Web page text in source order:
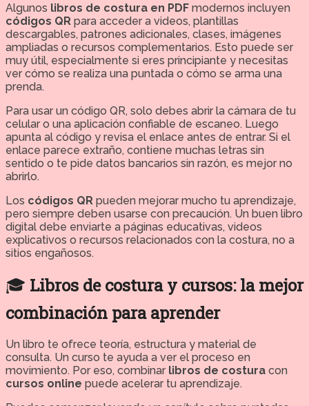
Algunos libros de costura en PDF modernos incluyen
códigos QR para acceder a videos, plantillas
descargables, patrones adicionales, clases, imágenes
ampliadas o recursos complementarios. Esto puede ser
muy útil, especialmente si eres principiante y necesitas
ver cómo se realiza una puntada o cómo se arma una
prenda.
Para usar un código QR, solo debes abrir la cámara de tu
celular o una aplicación confiable de escaneo. Luego
apunta al código y revisa el enlace antes de entrar. Si el
enlace parece extraño, contiene muchas letras sin
sentido o te pide datos bancarios sin razón, es mejor no
abrirlo.
Los códigos QR pueden mejorar mucho tu aprendizaje,
pero siempre deben usarse con precaución. Un buen libro
digital debe enviarte a páginas educativas, videos
explicativos o recursos relacionados con la costura, no a
sitios engañosos.
🎓 Libros de costura y cursos: la mejor
combinación para aprender
Un libro te ofrece teoría, estructura y material de
consulta. Un curso te ayuda a ver el proceso en
movimiento. Por eso, combinar libros de costura con
cursos online puede acelerar tu aprendizaje.